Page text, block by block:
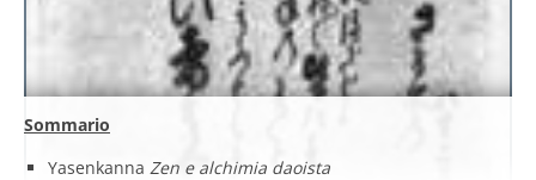
Sommario
Yasenkanna Zen e alchimia daoista